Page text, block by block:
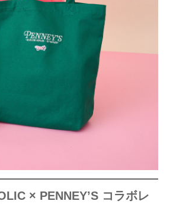
× PENNEY’S コラボレ